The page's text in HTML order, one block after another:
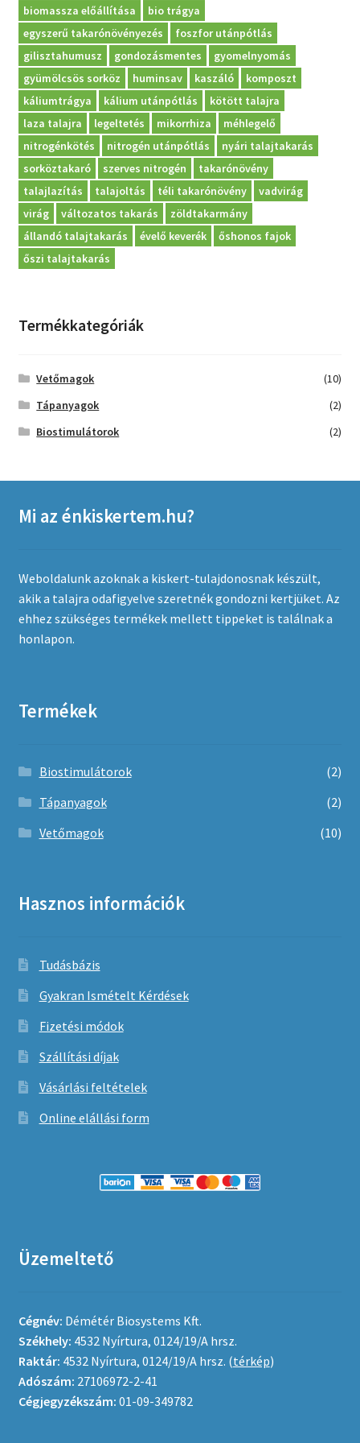
Kosár
biomassza előállítása
bio trágya
egyszerű takarónövényezés
foszfor utánpótlás
gilisztahumusz
gondozásmentes
gyomelnyomás
gyümölcsös sorköz
huminsav kaszáló
komposzt
káliumtrágya
kálium utánpótlás
kötött talajra
laza talajra
legeltetés mikorrhiza
méhlegelő
nitrogénkötés
nitrogén utánpótlás
nyári talajtakarás
sorköztakaró
szerves nitrogén
takarónövény
talajlazítás
talajoltás téli takarónövény
vadvirág
virág
változatos takarás
zöldtakarmány
állandó talajtakarás
évelő keverék
őshonos fajok
őszi talajtakarás
Termékkategóriák
Vetőmagok
(10)
Tápanyagok
(2)
Biostimulátorok
(2)
Mi az énkiskertem.hu?
Weboldalunk azoknak a kiskert-tulajdonosnak készült,
akik a talajra odafigyelve szeretnék gondozni kertjüket. Az
ehhez szükséges termékek mellett tippeket is találnak a
honlapon.
Termékek
Biostimulátorok
(2)
Tápanyagok
(2)
Vetőmagok
(10)
Hasznos információk
Tudásbázis
Gyakran Ismételt Kérdések
Fizetési módok
Szállítási díjak
Vásárlási feltételek
Online elállási form
Üzemeltető
Cégnév: Démétér Biosystems Kft.
Székhely: 4532 Nyírtura, 0124/19/A hrsz.
Raktár: 4532 Nyírtura, 0124/19/A hrsz. (térkép)
Adószám: 27106972-2-41
Cégjegyzékszám: 01-09-349782